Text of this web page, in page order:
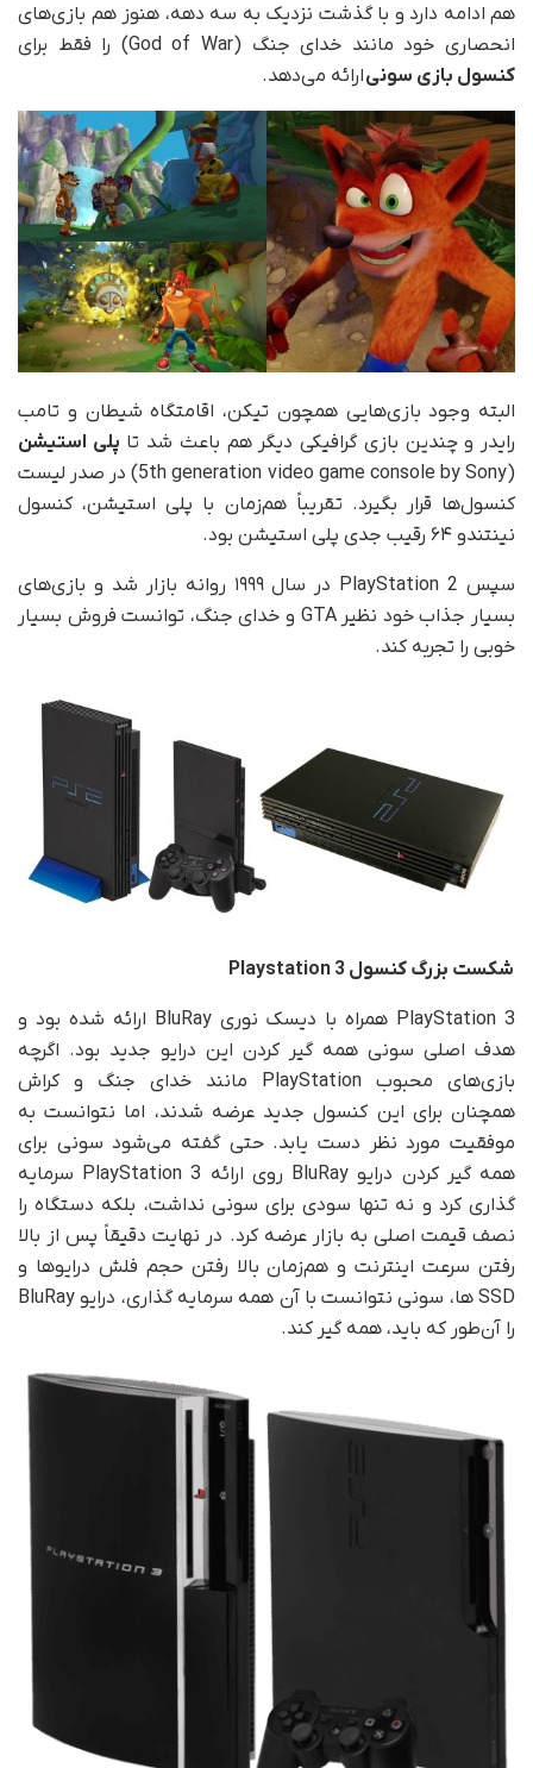
هم ادامه دارد و با گذشت نزدیک به سه دهه، هنوز هم بازی‌های
انحصاری خود مانند خدای جنگ (God of War) را فقط برای
کنسول بازی سونیارائه می‌دهد.
البته وجود بازی‌هایی همچون تیکن، اقامتگاه شیطان و تامب
رایدر و چندین بازی گرافیکی دیگر هم باعث شد تا پلی استیشن
(5th generation video game console by Sony) در صدر لیست
کنسول‌ها قرار بگیرد. تقریباً هم‌زمان با پلی استیشن، کنسول
نینتندو ۶۴ رقیب جدی پلی استیشن بود.
سپس PlayStation 2 در سال ۱۹۹۹ روانه بازار شد و بازی‌های
بسیار جذاب خود نظیر GTA و خدای جنگ، توانست فروش بسیار
خوبی را تجربه کند.
شکست بزرگ کنسول
PlayStation 3 همراه با دیسک نوری BluRay ارائه شده بود و
هدف اصلی سونی همه گیر کردن این درایو جدید بود. اگرچه
بازی‌های محبوب PlayStation مانند خدای جنگ و کراش
همچنان برای این کنسول جدید عرضه شدند، اما نتوانست به
موفقیت مورد نظر دست یابد. حتی گفته می‌شود سونی برای
همه گیر کردن درایو BluRay روی ارائه PlayStation 3 سرمایه
گذاری کرد و نه تنها سودی برای سونی نداشت، بلکه دستگاه را
نصف قیمت اصلی به بازار عرضه کرد. در نهایت دقیقاً پس از بالا
رفتن سرعت اینترنت و هم‌زمان بالا رفتن حجم فلش درایوها و
SSD ها، سونی نتوانست با آن همه سرمایه گذاری، درایو BluRay
را آن‌طور که باید، همه گیر کند.